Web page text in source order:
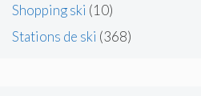
Shopping ski (10)
Stations de ski (368)